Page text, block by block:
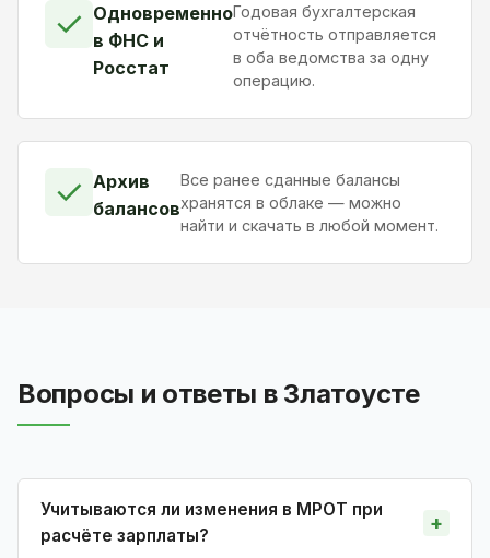
✓ Одновременно
в ФНС и
Росстат
Годовая бухгалтерская
отчётность отправляется
в оба ведомства за одну
операцию.
✓ Архив
балансов
Все ранее сданные балансы
хранятся в облаке — можно
найти и скачать в любой момент.
Вопросы и ответы в Златоусте
Учитываются ли изменения в МРОТ при
расчёте зарплаты?